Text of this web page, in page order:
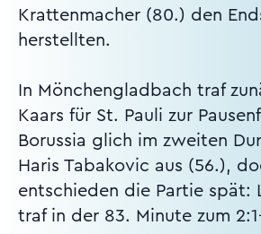
Krattenmacher (80.) den
herstellten.
In Mönchengladbach traf
Kaars für St. Pauli zur
Borussia glich im zweiten
Haris Tabakovic aus (56.),
entschieden die Partie spät:
traf in der 83. Minute zum